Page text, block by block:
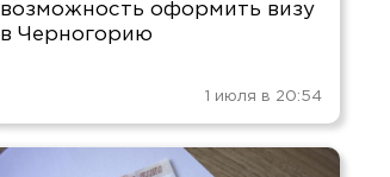
возможность оформить визу
в Черногорию
1 июля в 20:54